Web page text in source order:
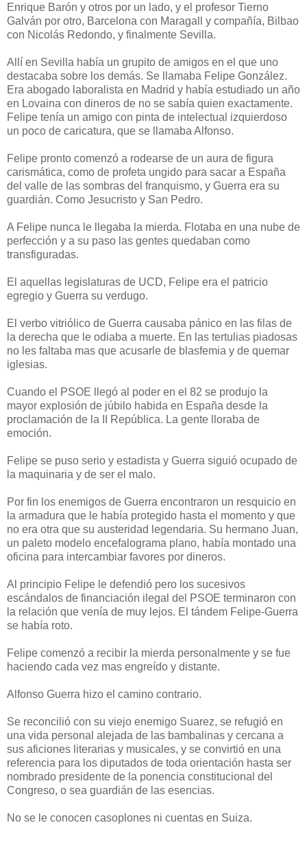
Enrique Barón y otros por un lado, y el profesor Tierno
Galván por otro, Barcelona con Maragall y compañía, Bilbao
con Nicolás Redondo, y finalmente Sevilla.
Allí en Sevilla había un grupito de amigos en el que uno
destacaba sobre los demás. Se llamaba Felipe González.
Era abogado laboralista en Madrid y había estudiado un año
en Lovaina con dineros de no se sabía quien exactamente.
Felipe tenía un amigo con pinta de intelectual izquierdoso
un poco de caricatura, que se llamaba Alfonso.
Felipe pronto comenzó a rodearse de un aura de figura
carismática, como de profeta ungido para sacar a España
del valle de las sombras del franquismo, y Guerra era su
guardián. Como Jesucristo y San Pedro.
A Felipe nunca le llegaba la mierda. Flotaba en una nube de
perfección y a su paso las gentes quedaban como
transfiguradas.
El aquellas legislaturas de UCD, Felipe era el patricio
egregio y Guerra su verdugo.
El verbo vitriólico de Guerra causaba pánico en las filas de
la derecha que le odiaba a muerte. En las tertulias piadosas
no les faltaba mas que acusarle de blasfemia y de quemar
iglesias.
Cuando el PSOE llegó al poder en el 82 se produjo la
mayor explosión de júbilo habida en España desde la
proclamación de la II República. La gente lloraba de
emoción.
Felipe se puso serio y estadista y Guerra siguió ocupado de
la maquinaria y de ser el malo.
Por fin los enemigos de Guerra encontraron un resquicio en
la armadura que le había protegido hasta el momento y que
no era otra que su austeridad legendaria. Su hermano Juan,
un paleto modelo encefalograma plano, había montado una
oficina para intercambiar favores por dineros.
Al principio Felipe le defendió pero los sucesivos
escándalos de financiación ilegal del PSOE terminaron con
la relación que venía de muy lejos. El tándem Felipe-Guerra
se había roto.
Felipe comenzó a recibir la mierda personalmente y se fue
haciendo cada vez mas engreído y distante.
Alfonso Guerra hizo el camino contrario.
Se reconcilió con su viejo enemigo Suarez, se refugió en
una vida personal alejada de las bambalinas y cercana a
sus aficiones literarias y musicales, y se convirtió en una
referencia para los diputados de toda orientación hasta ser
nombrado presidente de la ponencia constitucional del
Congreso, o sea guardián de las esencias.
No se le conocen casoplones ni cuentas en Suiza.